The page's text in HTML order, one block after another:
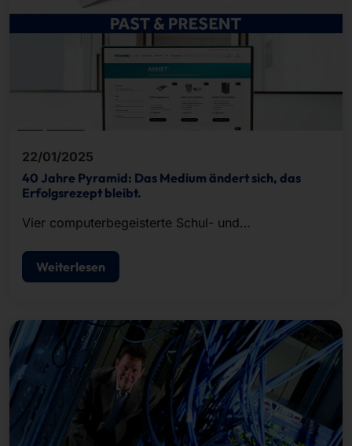
22/01/2025
40 Jahre Pyramid: Das Medium ändert sich, das
Erfolgsrezept bleibt.
Vier computerbegeisterte Schul- und
Hardware-Formats, gründeten 1985 Pyramid und
bedienten den steigenden Bedarf mit Erfolg.
Weiterlesen